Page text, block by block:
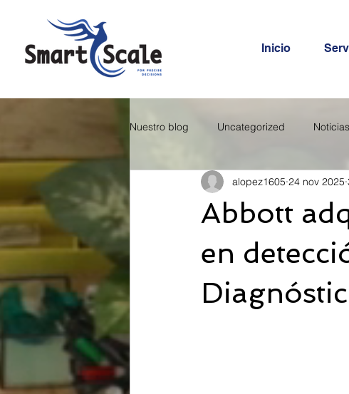
Inicio
Nuestro blog Uncategorized Noticias
Abbott
en
alopez1605 24 nov 2025